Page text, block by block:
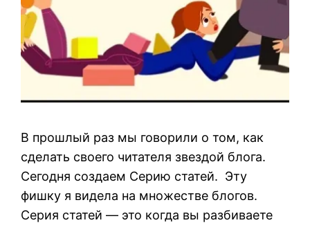
В прошлый раз мы говорили о том, как
сделать своего читателя звездой блога.
Сегодня создаем Серию статей. Эту
фишку я видела на множестве блогов.
Серия статей — это когда вы разбиваете